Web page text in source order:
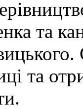
та
та